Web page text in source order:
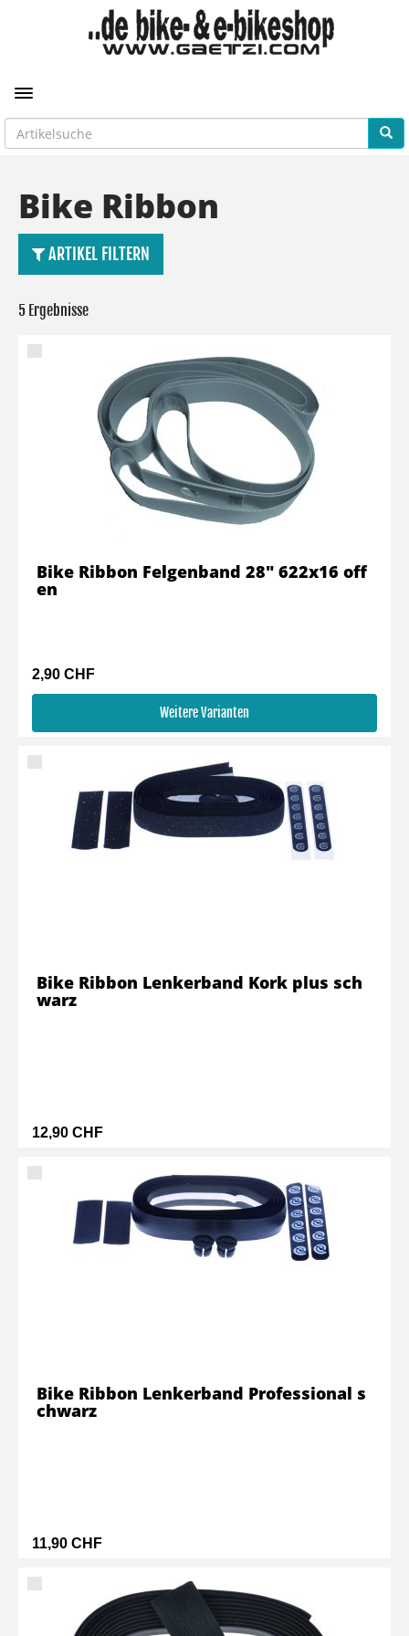
Toggle navigation
Bike Ribbon
ARTIKEL FILTERN
5 Ergebnisse
2,90 CHF
Weitere Varianten
Bike Ribbon Felgenband 28" 622x16 off
en
12,90 CHF
Bike Ribbon Lenkerband Kork plus sch
warz
11,90 CHF
Bike Ribbon Lenkerband Professional s
chwarz